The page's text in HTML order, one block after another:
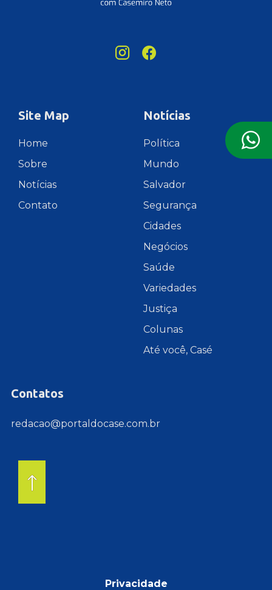
Site Map
Home
Sobre
Notícias
Contato
Notícias
Política
Mundo
Salvador
Segurança
Cidades
Negócios
Saúde
Variedades
Justiça
Colunas
Até você, Casé
Contatos
redacao@portaldocase.com.br
Privacidade